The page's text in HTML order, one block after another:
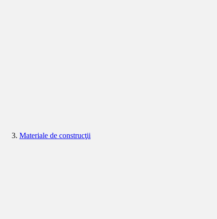
Materiale de construcţii